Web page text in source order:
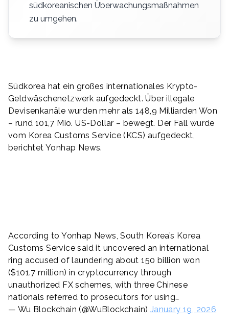
südkoreanischen Überwachungsmaßnahmen
zu umgehen.
Südkorea hat ein großes internationales Krypto-
Geldwäschenetzwerk aufgedeckt. Über illegale
Devisenkanäle wurden mehr als 148,9 Milliarden Won
– rund 101,7 Mio. US-Dollar – bewegt. Der Fall wurde
vom Korea Customs Service (KCS) aufgedeckt,
berichtet Yonhap News.
According to Yonhap News, South Korea’s Korea
Customs Service said it uncovered an international
ring accused of laundering about 150 billion won
($101.7 million) in cryptocurrency through
unauthorized FX schemes, with three Chinese
nationals referred to prosecutors for using…
— Wu Blockchain (@WuBlockchain) January 19, 2026